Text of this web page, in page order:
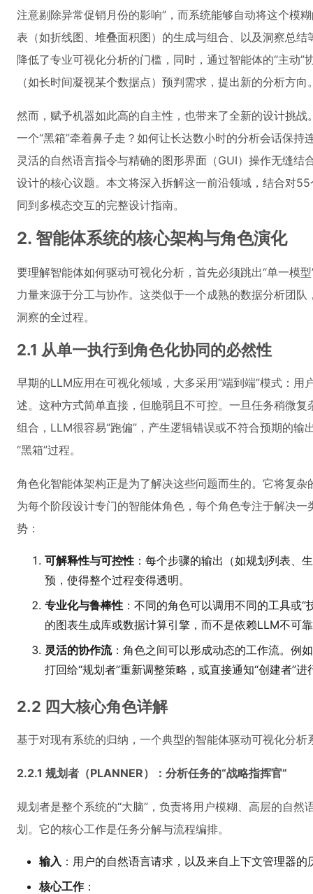
注意剔除异常促销月份的影响”，而系统能够自动将这个模
表（如折线图、堆叠面积图）的生成与组合、以及洞察总
降低了专业可视化分析的门槛，同时，通过智能体的“主动
（如长时间凝视某个数据点）预判需求，提出新的分析方向
然而，赋予机器如此高的自主性，也带来了全新的设计挑
一个“黑箱”牵着鼻子走？如何让长达数小时的分析会话保
灵活的自然语言指令与精确的图形界面（GUI）操作无缝结
设计的核心议题。本文将深入拆解这一前沿领域，结合对
同到多模态交互的完整设计指南。
2. 智能体系统的核心架构与角色演化
要理解智能体如何驱动可视化分析，首先必须跳出“单一模
力量来源于分工与协作。这类似于一个成熟的数据分析团
洞察的全过程。
2.1 从单一执行到角色化协同的必然性
早期的LLM应用在可视化领域，大多采用“端到端”模式：
述。这种方式简单直接，但脆弱且不可控。一旦任务稍微
组合，LLM很容易“跑偏”，产生逻辑错误或不符合预期的
“黑箱”过程。
角色化智能体架构正是为了解决这些问题而生的。它将复
为每个阶段设计专门的智能体角色，每个角色专注于解决
势：
可解释性与可控性 ：每个步骤的输出（如规划列表、
预，使得整个过程变得透明。
专业化与鲁棒性 ：不同的角色可以调用不同的工具或
的图表生成库或数据计算引擎，而不是依赖LLM不可
灵活的协作流：角色之间可以形成动态的工作流。例
打回给“规划者”重新调整策略，或直接通知“创建者”进
2.2 四大核心角色详解
基于对现有系统的归纳，一个典型的智能体驱动可视化分
2.2.1 规划者（PLANNER）：分析任务的“战略指挥官”
规划者是整个系统的“大脑”，负责将用户模糊、高层的自
划。它的核心工作是任务分解与流程编排。
输入 ：用户的自然语言请求，以及来自上下文管理器
核心工作：